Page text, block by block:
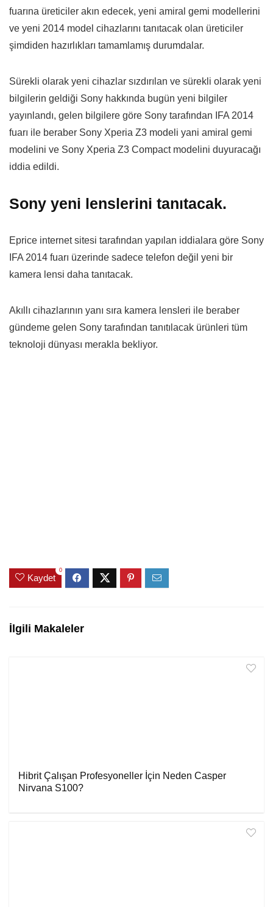
fuarına üreticiler akın edecek, yeni amiral gemi modellerini
ve yeni 2014 model cihazlarını tanıtacak olan üreticiler
şimdiden hazırlıkları tamamlamış durumdalar.
Sürekli olarak yeni cihazlar sızdırılan ve sürekli olarak yeni
bilgilerin geldiği Sony hakkında bugün yeni bilgiler
yayınlandı, gelen bilgilere göre Sony tarafından IFA 2014
fuarı ile beraber Sony Xperia Z3 modeli yani amiral gemi
modelini ve Sony Xperia Z3 Compact modelini duyuracağı
iddia edildi.
Sony yeni lenslerini tanıtacak.
Eprice internet sitesi tarafından yapılan iddialara göre Sony
IFA 2014 fuarı üzerinde sadece telefon değil yeni bir
kamera lensi daha tanıtacak.
Akıllı cihazlarının yanı sıra kamera lensleri ile beraber
gündeme gelen Sony tarafından tanıtılacak ürünleri tüm
teknoloji dünyası merakla bekliyor.
Kaydet
0
İlgili Makaleler
Hibrit Çalışan Profesyoneller İçin Neden Casper
Nirvana S100?